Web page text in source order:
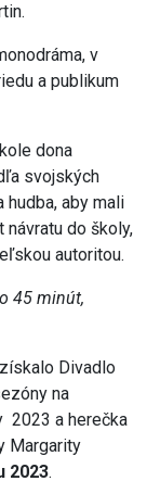
v
a publikum
dona
svojských
hudba, aby mali
do školy,
autoritou.
45 minút,
Divadlo
na
2023 a herečka
Margarity
2023.